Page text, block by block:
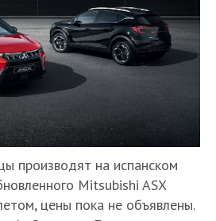
производят на испанском
Mitsubishi ASX
цены пока не объявлены.